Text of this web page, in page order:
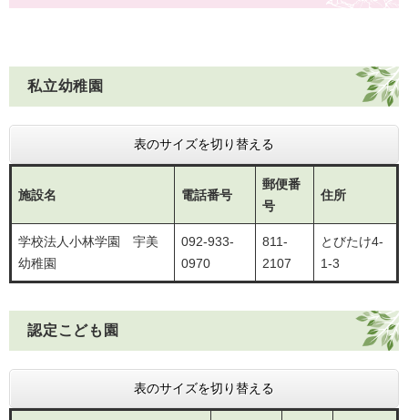
私立幼稚園
表のサイズを切り替える
施設名 電話番号
郵便番
号
住所
学校法人小林学園 宇美
幼稚園
092-933-
0970
811-
2107
とびたけ4-
1-3
認定こども園
表のサイズを切り替える